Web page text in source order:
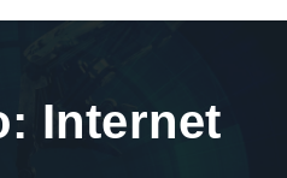
Internet